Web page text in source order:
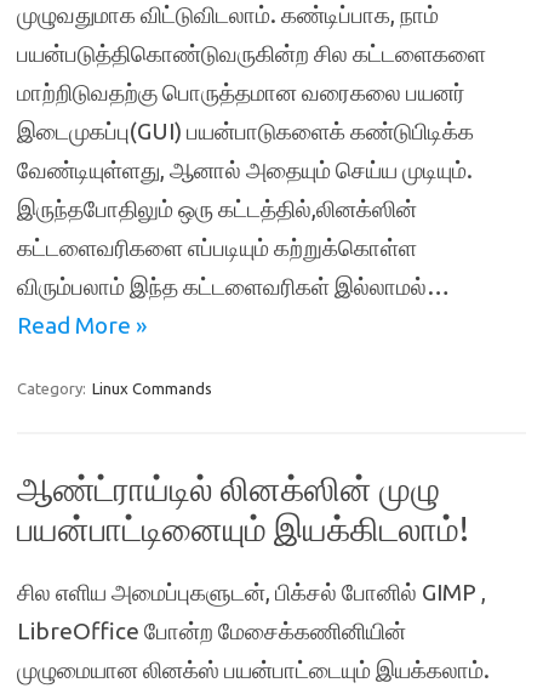
முழுவதுமாக விட்டுவிடலாம். கண்டிப்பாக, நாம்
பயன்படுத்திகொண்டுவருகின்ற சில கட்டளைகளை
மாற்றிடுவதற்கு பொருத்தமான வரைகலை பயனர்
இடைமுகப்பு(GUI) பயன்பாடுகளைக் கண்டுபிடிக்க
வேண்டியுள்ளது, ஆனால் அதையும் செய்ய முடியும்.
இருந்தபோதிலும் ஒரு கட்டத்தில்,லினக்ஸின்
கட்டளைவரிகளை எப்படியும் கற்றுக்கொள்ள
விரும்பலாம் இந்த கட்டளைவரிகள் இல்லாமல்…
Read More »
Category: Linux Commands
ஆண்ட்ராய்டில் லினக்ஸின் முழு
பயன்பாட்டினையும் இயக்கிடலாம்!
சில எளிய அமைப்புகளுடன், பிக்சல் போனில் GIMP ,
LibreOffice போன்ற மேசைக்கணினியின்
முழுமையான லினக்ஸ் பயன்பாட்டையும் இயக்கலாம்.